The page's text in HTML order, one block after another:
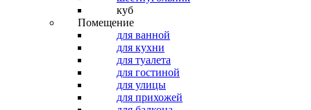
куб
Помещение
для ванной
для кухни
для туалета
для гостиной
для улицы
для прихожей